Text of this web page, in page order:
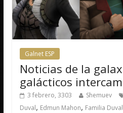
Galnet ESP
Noticias de la
galácticos
3 febrero, 3303 Shemuev
Duval, Edmun Mahon, Familia Duval